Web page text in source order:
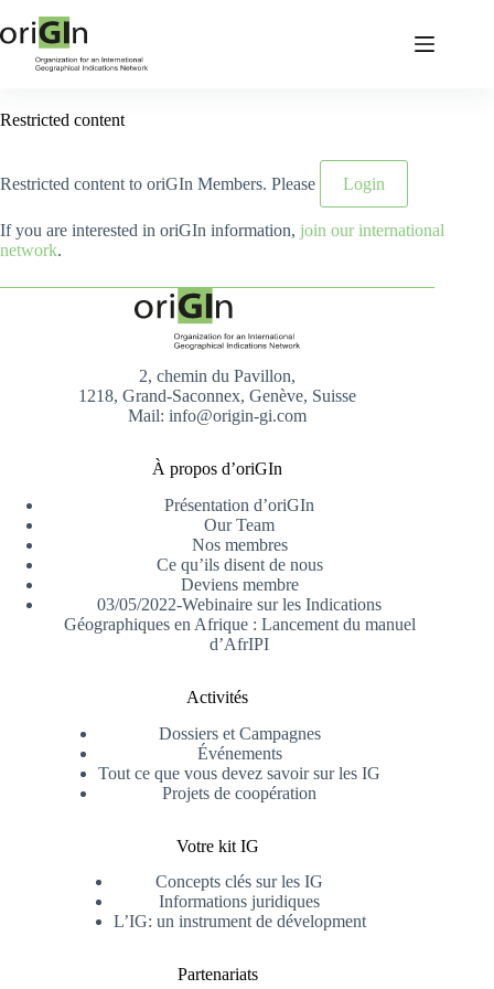
Restricted content
Restricted content to oriGIn Members. Please Login
If you are interested in oriGIn information, join our international
network.
2, chemin du Pavillon,
1218, Grand-Saconnex, Genève, Suisse
Mail: info@origin-gi.com
À propos d’oriGIn
Présentation d’oriGIn
Our Team
Nos membres
Ce qu’ils disent de nous
Deviens membre
03/05/2022-Webinaire sur les Indications
Géographiques en Afrique : Lancement du manuel
d’AfrIPI
Activités
Dossiers et Campagnes
Événements
Tout ce que vous devez savoir sur les IG
Projets de coopération
Votre kit IG
Concepts clés sur les IG
Informations juridiques
L’IG: un instrument de dévelopment
Partenariats